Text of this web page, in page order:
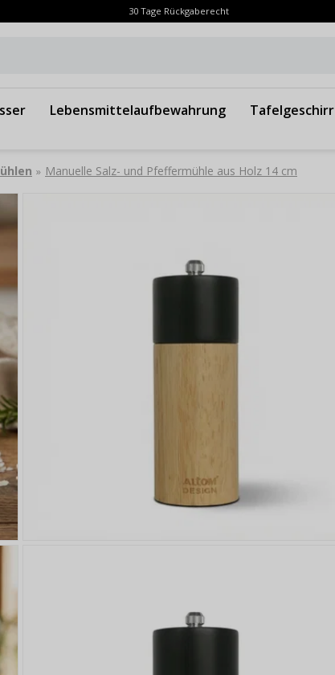
30 Tage Rückgaberecht
Lebensmittelaufbewahrung Tafelgeschirr
» Manuelle Salz- und Pfeffermühle aus Holz 14 cm